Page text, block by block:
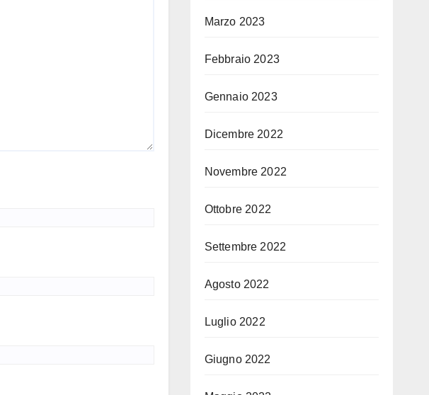
Marzo 2023
Febbraio 2023
Gennaio 2023
Dicembre 2022
Novembre 2022
Ottobre 2022
Settembre 2022
Agosto 2022
Luglio 2022
Giugno 2022